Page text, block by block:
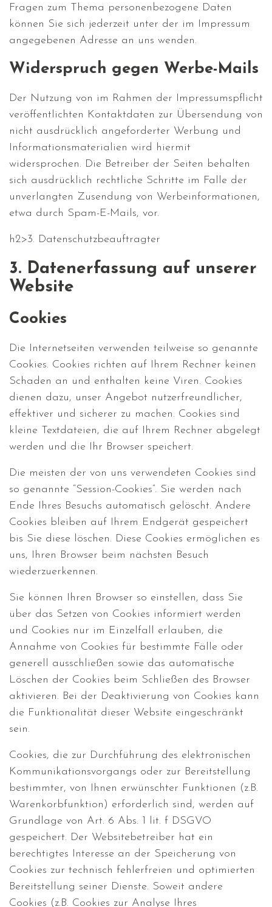
Fragen zum Thema personenbezogene Daten
können Sie sich jederzeit unter der im Impressum
angegebenen Adresse an uns wenden.
Widerspruch gegen Werbe-Mails
Der Nutzung von im Rahmen der Impressumspflicht
veröffentlichten Kontaktdaten zur Übersendung von
nicht ausdrücklich angeforderter Werbung und
Informationsmaterialien wird hiermit
widersprochen. Die Betreiber der Seiten behalten
sich ausdrücklich rechtliche Schritte im Falle der
unverlangten Zusendung von Werbeinformationen,
etwa durch Spam-E-Mails, vor.
h2>3. Datenschutzbeauftragter
3. Datenerfassung auf unserer
Website
Cookies
Die Internetseiten verwenden teilweise so genannte
Cookies. Cookies richten auf Ihrem Rechner keinen
Schaden an und enthalten keine Viren. Cookies
dienen dazu, unser Angebot nutzerfreundlicher,
effektiver und sicherer zu machen. Cookies sind
kleine Textdateien, die auf Ihrem Rechner abgelegt
werden und die Ihr Browser speichert.
Die meisten der von uns verwendeten Cookies sind
so genannte “Session-Cookies”. Sie werden nach
Ende Ihres Besuchs automatisch gelöscht. Andere
Cookies bleiben auf Ihrem Endgerät gespeichert
bis Sie diese löschen. Diese Cookies ermöglichen es
uns, Ihren Browser beim nächsten Besuch
wiederzuerkennen.
Sie können Ihren Browser so einstellen, dass Sie
über das Setzen von Cookies informiert werden
und Cookies nur im Einzelfall erlauben, die
Annahme von Cookies für bestimmte Fälle oder
generell ausschließen sowie das automatische
Löschen der Cookies beim Schließen des Browser
aktivieren. Bei der Deaktivierung von Cookies kann
die Funktionalität dieser Website eingeschränkt
sein.
Cookies, die zur Durchführung des elektronischen
Kommunikationsvorgangs oder zur Bereitstellung
bestimmter, von Ihnen erwünschter Funktionen (z.B.
Warenkorbfunktion) erforderlich sind, werden auf
Grundlage von Art. 6 Abs. 1 lit. f DSGVO
gespeichert. Der Websitebetreiber hat ein
berechtigtes Interesse an der Speicherung von
Cookies zur technisch fehlerfreien und optimierten
Bereitstellung seiner Dienste. Soweit andere
Cookies (z.B. Cookies zur Analyse Ihres